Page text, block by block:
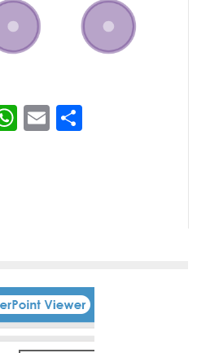
WhatsApp
Email